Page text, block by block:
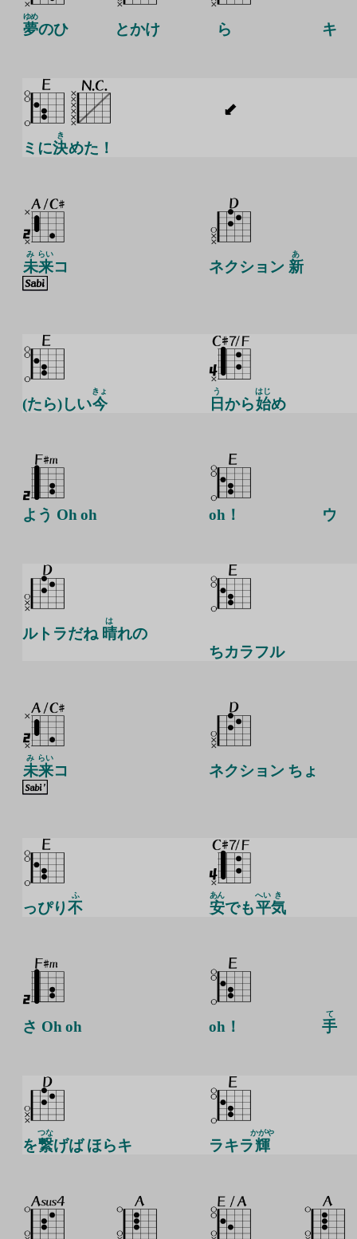
夢
ゆめ
のひ とかけ ら キ
ミに決
き
めた！
未
み
来
らい
コ ネクション 新
あ
(たら)しい今
きょ
日
う
から始
はじ
め
よう Oh oh oh！ ウ
ルトラだね 晴
は
れの
ちカラフル
未
み
来
らい
コ ネクション ちょ
っぴり 不
ふ
安
あん
でも平
へい
気
き
さ Oh oh oh！ 手
て
を繋
つな
げば ほらキ ラキラ輝
かがや